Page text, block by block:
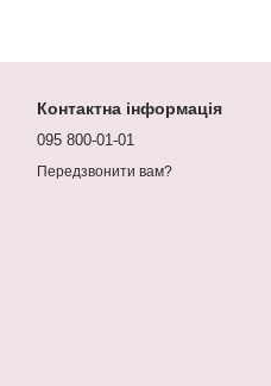
Контактна інформація
095 800-01-01
Передзвонити вам?